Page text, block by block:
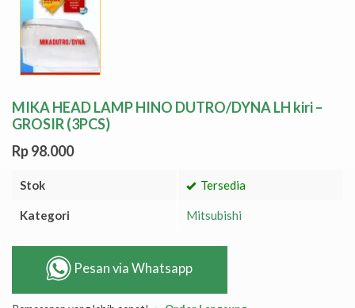
MIKA HEAD LAMP HINO DUTRO/DYNA LH kiri –
GROSIR (3PCS)
Rp 98.000
Stok Tersedia
Kategori Mitsubishi
Pesan via Whatsapp